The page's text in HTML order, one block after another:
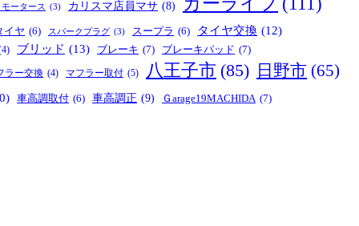
ータース (3) カリスマ店員マサ (8)
イヤ (6) スパークプラグ (3) スープラ (6) タイヤ交換 (12)
ブリッド (13) ブレーキ (7) ブレーキパッド (7)
ラー交換 (4) マフラー取付 (5) 八王子市 (85) 日野市 (65)
車高調取付 (6) 車高調正 (9) Ｇarage19MACHIDA (7)